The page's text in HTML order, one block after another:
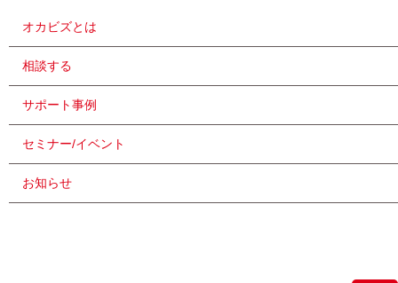
オカビズとは
相談する
サポート事例
セミナー/イベント
お知らせ